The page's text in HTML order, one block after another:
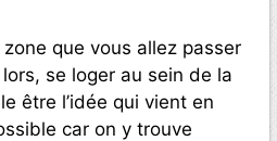
que vous allez passer
se loger au sein de la
être l’idée qui vient en
car on y trouve